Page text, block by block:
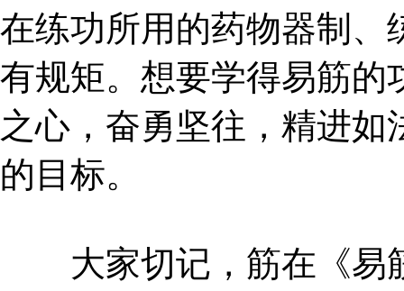
在练功所用的药物器制、
有规矩。想要学得易筋的
之心，奋勇坚往，精进
的目标。
大家切记，筋在《易